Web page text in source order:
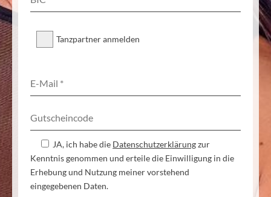
Tanzpartner anmelden
JA, ich habe die Datenschutzerklärungzur
Kenntnis genommen und erteile die Einwilligung in die
Erhebung und Nutzung meiner vorstehend
eingegebenen Daten.